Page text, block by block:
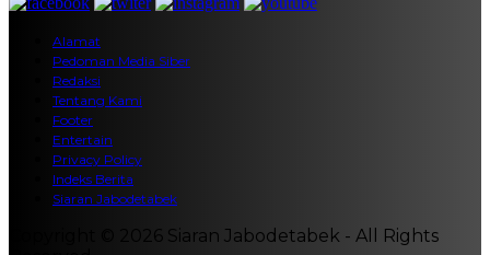
Alamat
Pedoman Media Siber
Redaksi
Tentang Kami
Footer
Entertain
Privacy Policy
Indeks Berita
Siaran Jabodetabek
Copyright © 2026 Siaran Jabodetabek - All Rights